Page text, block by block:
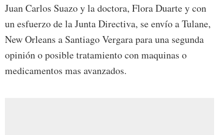
Juan Carlos Suazo y la doctora, Flora Duarte y con
un esfuerzo de la Junta Directiva, se envío a Tulane,
New Orleans a Santiago Vergara para una segunda
opinión o posible tratamiento con maquinas o
medicamentos mas avanzados.